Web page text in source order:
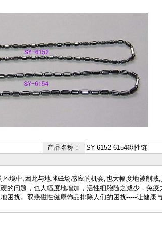
产品名称：
SY-6152-6154磁性链
境中,因此与地球磁场感应的机会,也大幅度地被削减,
的问题，也大幅度地增加，活性细胞随之减少，免疫
困扰。双燕磁性健康饰品排除人们的困扰-----让健康